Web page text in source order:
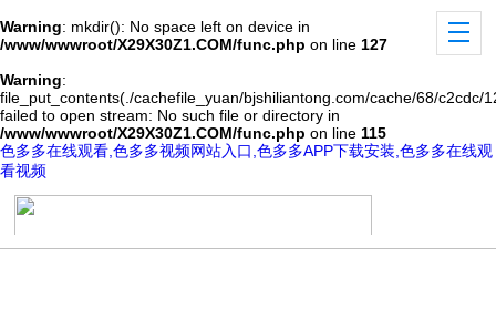
Warning: mkdir(): No space left on device in
/www/wwwroot/X29X30Z1.COM/func.php on line 127
Warning:
file_put_contents(./cachefile_yuan/bjshiliantong.com/cache/68/c2cdc/
failed to open stream: No such file or directory in
/www/wwwroot/X29X30Z1.COM/func.php on line 115
色多多在线观看,色多多视频网站入口,色多多APP下载安装,色多多在线观
看视频